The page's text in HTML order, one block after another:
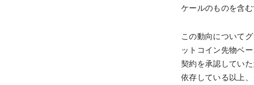
ケールのものを含
この動向について
ットコイン先物ベ
契約を承認してい
依存している以上